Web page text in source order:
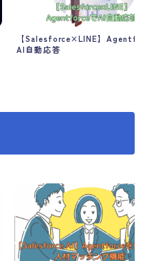
【Salesforce×LINE】
AI自動応答